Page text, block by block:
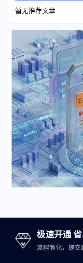
暂无推荐文章
极速开通
流程简化，提交